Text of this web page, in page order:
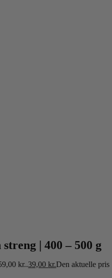
| 400 – 500 g
kr..39,00kr.Den aktuelle pris